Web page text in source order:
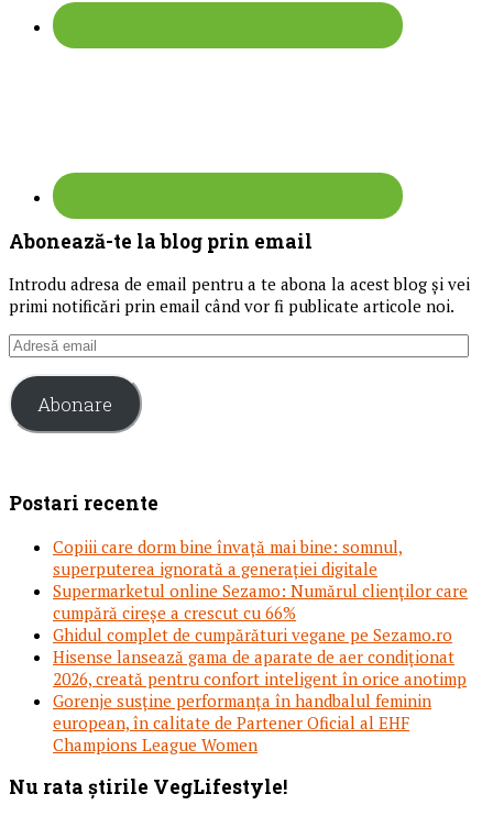
Abonează-te la blog prin email
Introdu adresa de email pentru a te abona la acest blog și vei
primi notificări prin email când vor fi publicate articole noi.
Adresă
Abonare
Postari recente
Copiii care dorm bine învață mai bine: somnul,
superputerea ignorată a generației digitale
Supermarketul online Sezamo: Numărul clienților care
cumpără cireșe a crescut cu 66%
Ghidul complet de cumpărături vegane pe Sezamo.ro
Hisense lansează gama de aparate de aer condiționat
2026, creată pentru confort inteligent în orice anotimp
Gorenje susține performanța în handbalul feminin
european, în calitate de Partener Oficial al EHF
Champions League Women
Footer
Nu rata știrile VegLifestyle!